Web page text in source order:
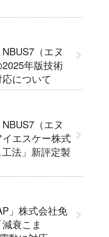
（エヌ
年版技術
について
（エヌ
エスケー株式
法」新評定製
」株式会社免
衰こま